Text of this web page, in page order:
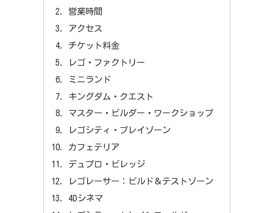
営業時間
アクセス
チケット料金
レゴ・ファクトリー
ミニランド
キングダム・クエスト
マスター・ビルダー・ワークショップ
レゴシティ・プレイゾーン
カフェテリア
デュプロ・ビレッジ
レゴレーサー：ビルド＆テストゾーン
4Dシネマ